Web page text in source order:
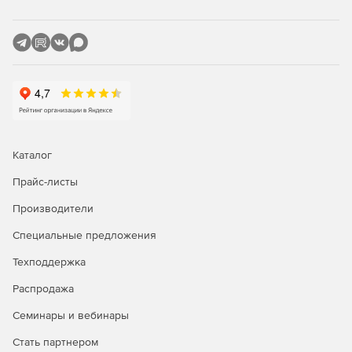
Управление доступом и аутентификация
администраторов. Доступ к консоли управления Titan
механизмы двухфакторной аутентификации,
Централизованное управление и масштабирование. В
централизованное управление несколькими узлами
применение политик, обновление правил и
мониторинг состояния всех DMZ‑шлюзов.
Преимущества Titan DMZ
сервисов в DMZ и жесткая сегментация сети
Каталог
Прайс-листы
Производители
Специальные предложения
Техподдержка
Распродажа
Семинары и вебинары
Стать партнером